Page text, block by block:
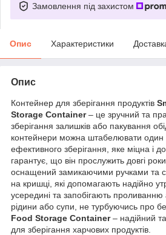
Замовлення під захистом
Опис Характеристики
Опис
Контейнер для зберігання продуктів
Storage Container– це зручний та
зберігання залишків або пакування
контейнери можна штабелювати один
ефективного зберігання, яке міцна і
гарантує, що він прослужить довгі
оснащений замикаючими ручками та
на кришці, які допомагають надійно
усередині та запобігають проливанню
рідини або супи, не турбуючись про
Food Storage Container– надійний
для зберігання харчових продуктів.